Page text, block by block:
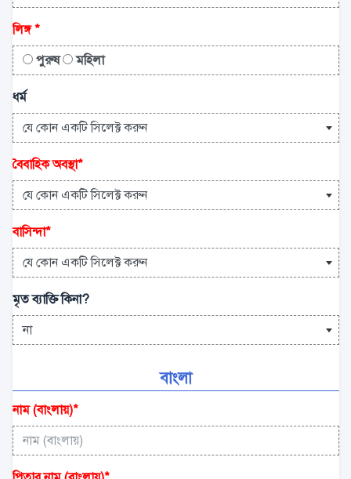
লিঙ্গ*
পুরুষ
মহিলা
ধর্ম
যে কোন একটি সিলেক্ট করুন
বৈবাহিক অবস্থা*
যে কোন একটি সিলেক্ট করুন
বাসিন্দা*
যে কোন একটি সিলেক্ট করুন
মৃত ব্যাক্তি কিনা?
না
বাংলা
নাম (বাংলায়)*